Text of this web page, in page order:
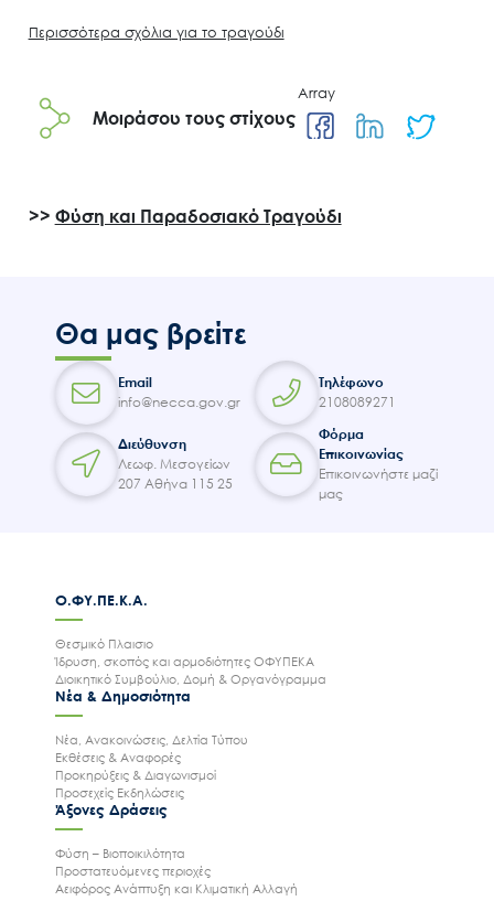
Περισσότερα σχόλια για το τραγούδι
Μοιράσου τους στίχους
Array
>> Φύση και Παραδοσιακό Τραγούδι
Θα μας βρείτε
Email
info@necca.gov.gr
Τηλέφωνο
2108089271
Διεύθυνση
Λεωφ. Μεσογείων
207 Αθήνα 115 25
Φόρμα
Επικοινωνίας
Επικοινωνήστε μαζί
μας
Ο.ΦΥ.ΠΕ.Κ.Α.
Θεσμικό Πλαισιο
Ίδρυση, σκοπός και αρμοδιότητες ΟΦΥΠΕΚΑ
Διοικητικό Συμβούλιο, Δομή & Οργανόγραμμα
Νέα & Δημοσιότητα
Νέα, Ανακοινώσεις, Δελτία Τύπου
Εκθέσεις & Αναφορές
Προκηρύξεις & Διαγωνισμοί
Προσεχείς Εκδηλώσεις
Άξονες Δράσεις
Φύση – Βιοποικιλότητα
Προστατευόμενες περιοχές
Αειφόρος Ανάπτυξη και Κλιματική Αλλαγή